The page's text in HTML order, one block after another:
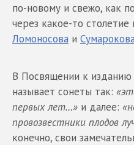
по-новому и свежо, как
через какое-то столетие
Ломоносова и
В Посвящении к изданию
называет сонеты так:
первых лет…» и далее:
провозвестники плодов
конечно, свои